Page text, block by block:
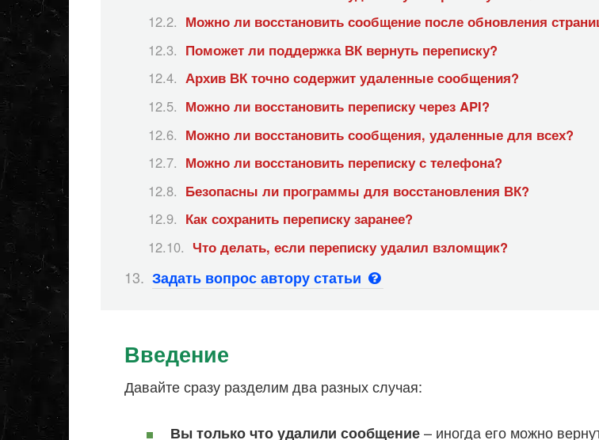
Можно ли восстановить сообщение после обновления
Поможет ли поддержка ВК вернуть переписку?
Архив ВК точно содержит удаленные сообщения?
Можно ли восстановить переписку через API?
Можно ли восстановить сообщения, удаленные для всех?
Можно ли восстановить переписку с телефона?
Безопасны ли программы для восстановления ВК?
Как сохранить переписку заранее?
Что делать, если переписку удалил взломщик?
Задать вопрос автору статьи
Введение
Давайте сразу разделим два разных случая:
Вы только что удалили сообщение– иногда его можно